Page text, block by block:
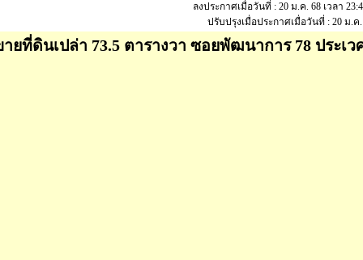
ลงประกาศเมื่อวันที่ : 20 ม.ค. 68 เวลา
ปรับปรุงเมื่อประกาศเมื่อวันที่ : 20 ม.ค.
ยที่ดินเปล่า 73.5 ตารางวา ซอยพัฒนาการ 78 ประเว